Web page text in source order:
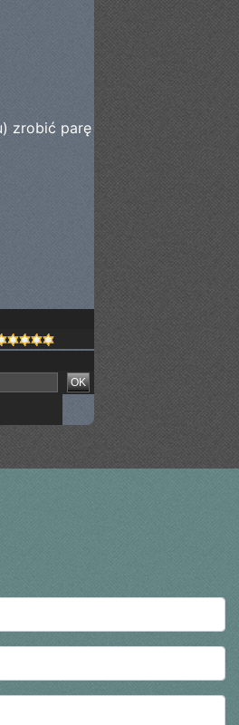
zrobić parę